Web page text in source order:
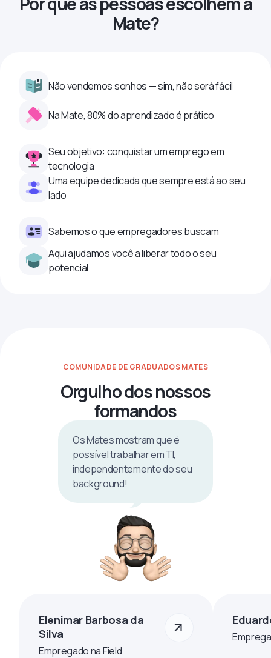
Mate?
Não vendemos sonhos — sim, não será fácil
Na Mate, 80% do aprendizado é prático
Seu objetivo: conquistar um emprego em
tecnologia
Uma equipe dedicada que sempre está ao seu
lado
Sabemos o que empregadores buscam
Aqui ajudamos você a liberar todo o seu
potencial
COMUNIDADE DE GRADUADOS MATES
Orgulho dos nossos
formandos
Os Mates mostram que é
possível trabalhar em TI,
independentemente do seu
background!
Elenimar Barbosa da
Silva
Empregado na Field